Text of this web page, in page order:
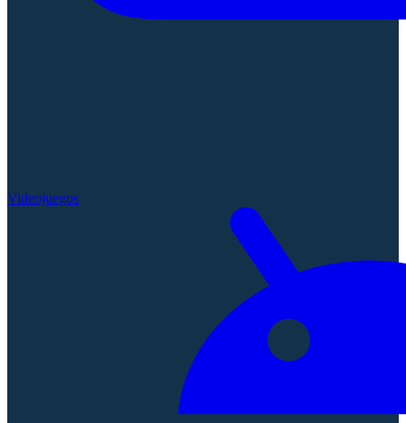
Videojuegos